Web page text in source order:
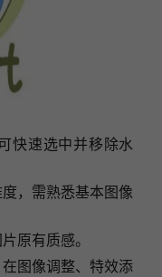
快速选中并移除水
，需熟悉基本图像
原有质感。
图像调整、特效添